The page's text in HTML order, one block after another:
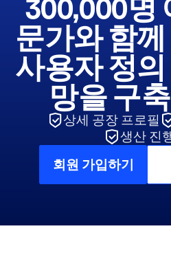
300,000명
문가와 함
사용자 정
망을 구
상세 공장 프로필
생산 진
회원 가입하기